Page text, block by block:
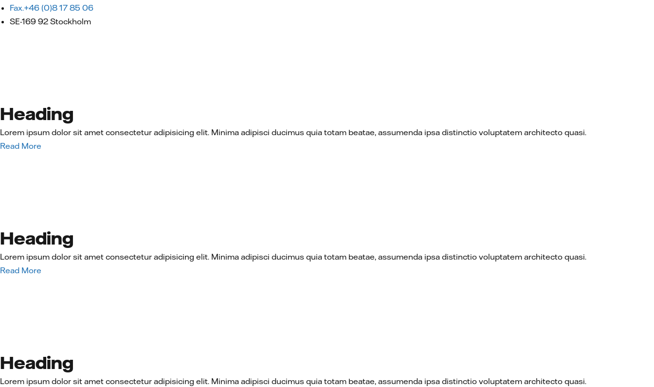
Fax.+46 (0)8 17 85 06
SE-169 92 Stockholm
Heading
Lorem ipsum dolor sit amet consectetur adipisicing elit. Minima adipisci ducimus quia totam beatae, assumenda ipsa distinctio voluptatem architecto quasi.
Read More
Heading
Lorem ipsum dolor sit amet consectetur adipisicing elit. Minima adipisci ducimus quia totam beatae, assumenda ipsa distinctio voluptatem architecto quasi.
Read More
Heading
Lorem ipsum dolor sit amet consectetur adipisicing elit. Minima adipisci ducimus quia totam beatae, assumenda ipsa distinctio voluptatem architecto quasi.